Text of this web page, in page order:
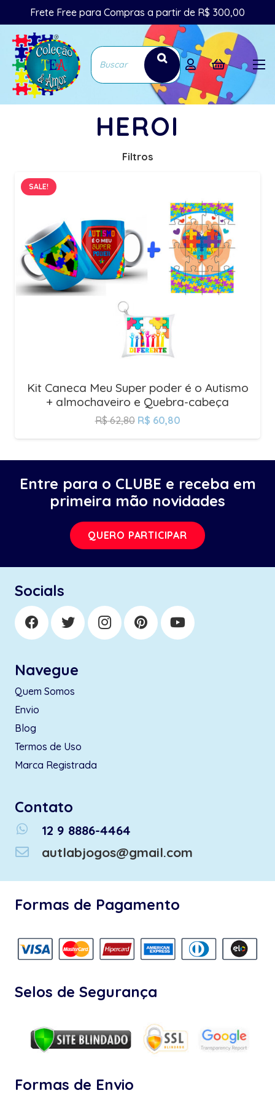
Frete Free para Compras a partir de R$ 300,00
HEROI
Filtros
SALE!
Kit Caneca Meu Super poder é o Autismo
+ almochaveiro e Quebra-cabeça
R$62,80 R$ 60,80
Entre para o CLUBE e receba em
primeira mão novidades
QUERO PARTICIPAR
Socials
Navegue
Quem Somos
Envio
Blog
Termos de Uso
Marca Registrada
Contato
whatsapp
12 9 8886-4464
autlabjogos@gmail.com
Formas de Pagamento
Selos de Segurança
Formas de Envio